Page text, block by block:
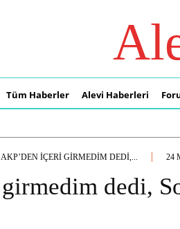
Tüm Haberler Alevi Haberleri
AKP’DEN IÇERI GIRMEDIM DEDI,... 24
dedi,